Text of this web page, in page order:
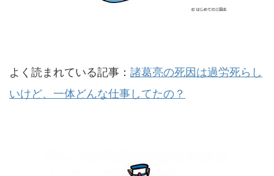
よく読まれている記事： 諸葛亮の死因は過労死らし
いけど、一体どんな仕事してたの？